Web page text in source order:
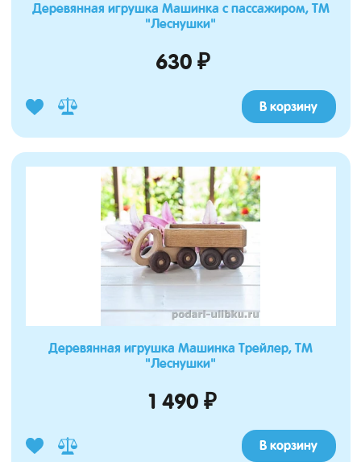
Деревянная игрушка Машинка с пассажиром, ТМ
"Леснушки"
630 ₽
В корзину
Деревянная игрушка Машинка Трейлер, ТМ
"Леснушки"
1 490 ₽
В корзину